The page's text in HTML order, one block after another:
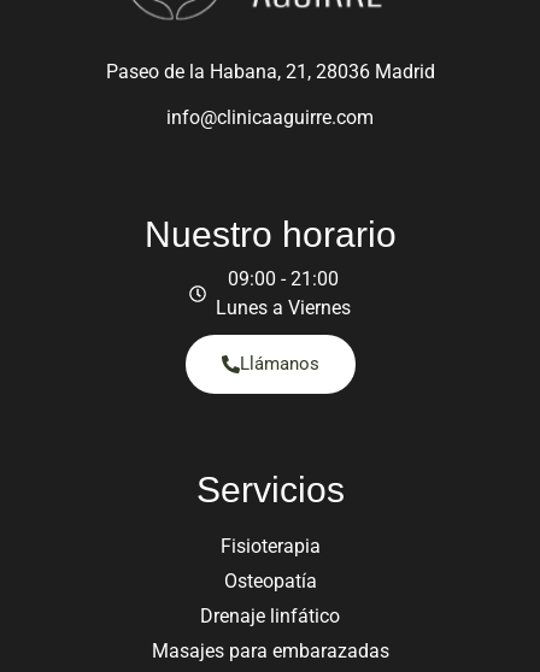
Paseo de la Habana, 21, 28036 Madrid
info@clinicaaguirre.com
Nuestro horario
09:00 - 21:00
Lunes a Viernes
Llámanos
Servicios
Fisioterapia
Osteopatía
Drenaje linfático
Masajes para embarazadas